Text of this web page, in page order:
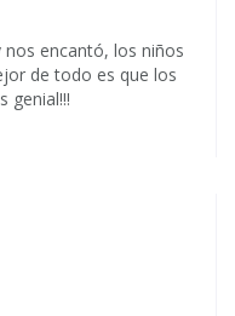
encantó, los niños
de todo es que los
genial!!!